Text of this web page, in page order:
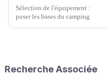
Sélection de l'équipement :
poser les bases du camping
Recherche Associée